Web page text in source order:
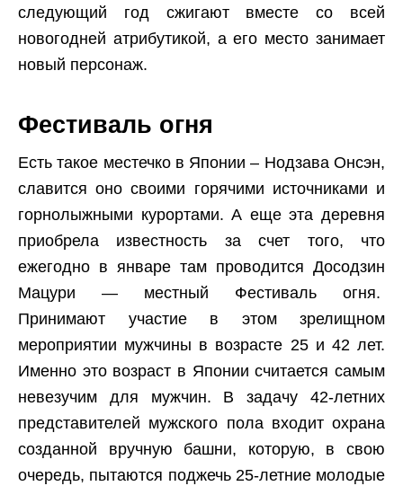
следующий год сжигают вместе со всей
новогодней атрибутикой, а его место занимает
новый персонаж.
Фестиваль огня
Есть такое местечко в Японии – Нодзава Онсэн,
славится оно своими горячими источниками и
горнолыжными курортами. А еще эта деревня
приобрела известность за счет того, что
ежегодно в январе там проводится Досодзин
Мацури — местный Фестиваль огня.
Принимают участие в этом зрелищном
мероприятии мужчины в возрасте 25 и 42 лет.
Именно это возраст в Японии считается самым
невезучим для мужчин. В задачу 42-летних
представителей мужского пола входит охрана
созданной вручную башни, которую, в свою
очередь, пытаются поджечь 25-летние молодые